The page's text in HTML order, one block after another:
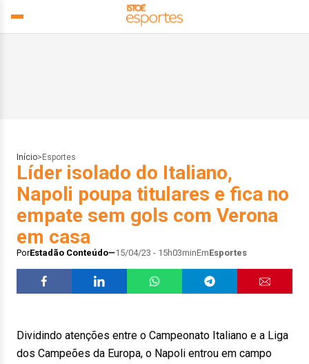
Início> Esportes
Líder isolado do Italiano,
Napoli poupa titulares e fica no
empate sem gols com Verona
em casa
PorEstadão Conteúdo 15/04/23 - 15h03minEmEsportes
Dividindo atenções entre o Campeonato Italiano e a Liga
dos Campeões da Europa, o Napoli entrou em campo